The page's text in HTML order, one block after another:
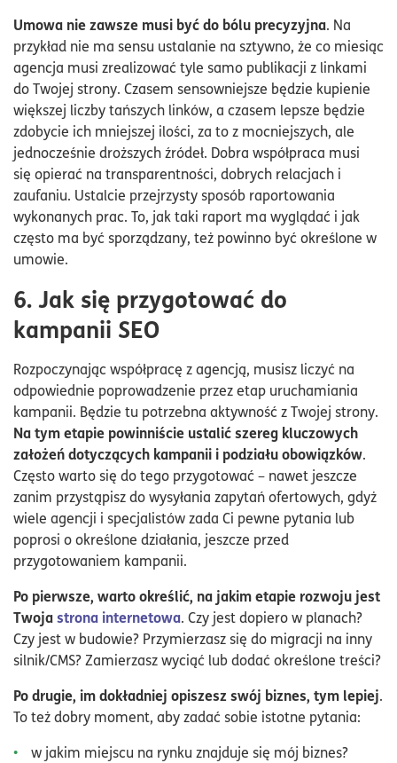
Umowa nie zawsze musi być do bólu precyzyjna. Na
przykład nie ma sensu ustalanie na sztywno, że co miesiąc
agencja musi zrealizować tyle samo publikacji z linkami
do Twojej strony. Czasem sensowniejsze będzie kupienie
większej liczby tańszych linków, a czasem lepsze będzie
zdobycie ich mniejszej ilości, za to z mocniejszych, ale
jednocześnie droższych źródeł. Dobra współpraca musi
się opierać na transparentności, dobrych relacjach i
zaufaniu. Ustalcie przejrzysty sposób raportowania
wykonanych prac. To, jak taki raport ma wyglądać i jak
często ma być sporządzany, też powinno być określone w
umowie.
6. Jak się przygotować do
kampanii SEO
Rozpoczynając współpracę z agencją, musisz liczyć na
odpowiednie poprowadzenie przez etap uruchamiania
kampanii. Będzie tu potrzebna aktywność z Twojej strony.
Na tym etapie powinniście ustalić szereg kluczowych
założeń dotyczących kampanii i podziału obowiązków.
Często warto się do tego przygotować – nawet jeszcze
zanim przystąpisz do wysyłania zapytań ofertowych, gdyż
wiele agencji i specjalistów zada Ci pewne pytania lub
poprosi o określone działania, jeszcze przed
przygotowaniem kampanii.
Po pierwsze, warto określić, na jakim etapie rozwoju jest
Twojastrona internetowa. Czy jest dopiero w planach?
Czy jest w budowie? Przymierzasz się do migracji na inny
silnik/CMS? Zamierzasz wyciąć lub dodać określone treści?
Po drugie, im dokładniej opiszesz swój biznes, tym lepiej.
To też dobry moment, aby zadać sobie istotne pytania:
w jakim miejscu na rynku znajduje się mój biznes?